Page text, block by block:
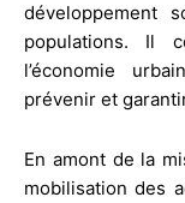
développement
populations. Il
l’économie
prévenir et
En amont de la
mobilisation des